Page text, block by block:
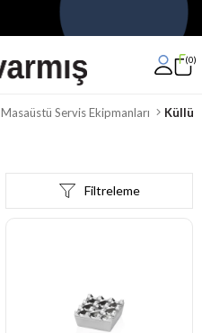
0
Masaüstü Servis Ekipmanları
Filtreleme